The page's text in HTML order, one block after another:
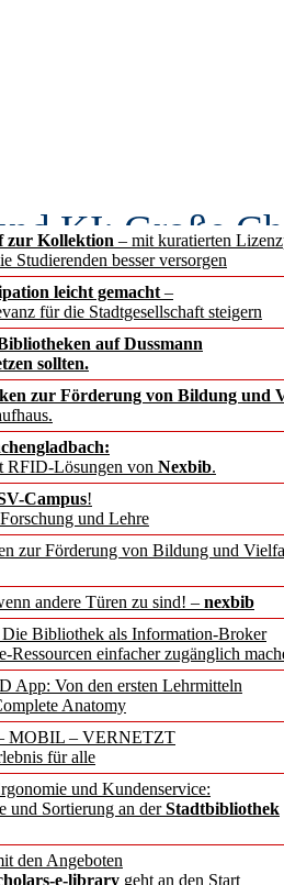
zur Kollektion – mit kuratierten
Studierenden besser versorgen
leicht gemacht –
für die Stadtgesellschaft steigern
auf Dussmann
sollten.
zur Förderung von Bildung und
Lösungen von Nexbib.
Campus!
und Lehre
zur Förderung von Bildung und
andere Türen zu sind! – nexbib
Bibliothek als Information-Broker
einfacher zugänglich
App: Von den ersten Lehrmitteln
Anatomy
MOBIL – VERNETZT
für alle
und Kundenservice:
und Sortierung an derStadtbibliothek
den Angeboten
e-library geht an den Start
KI: Große
erstes
Research –
für
in
Institut neu
und